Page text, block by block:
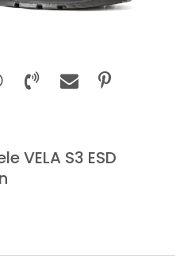
VELA S3 ESD